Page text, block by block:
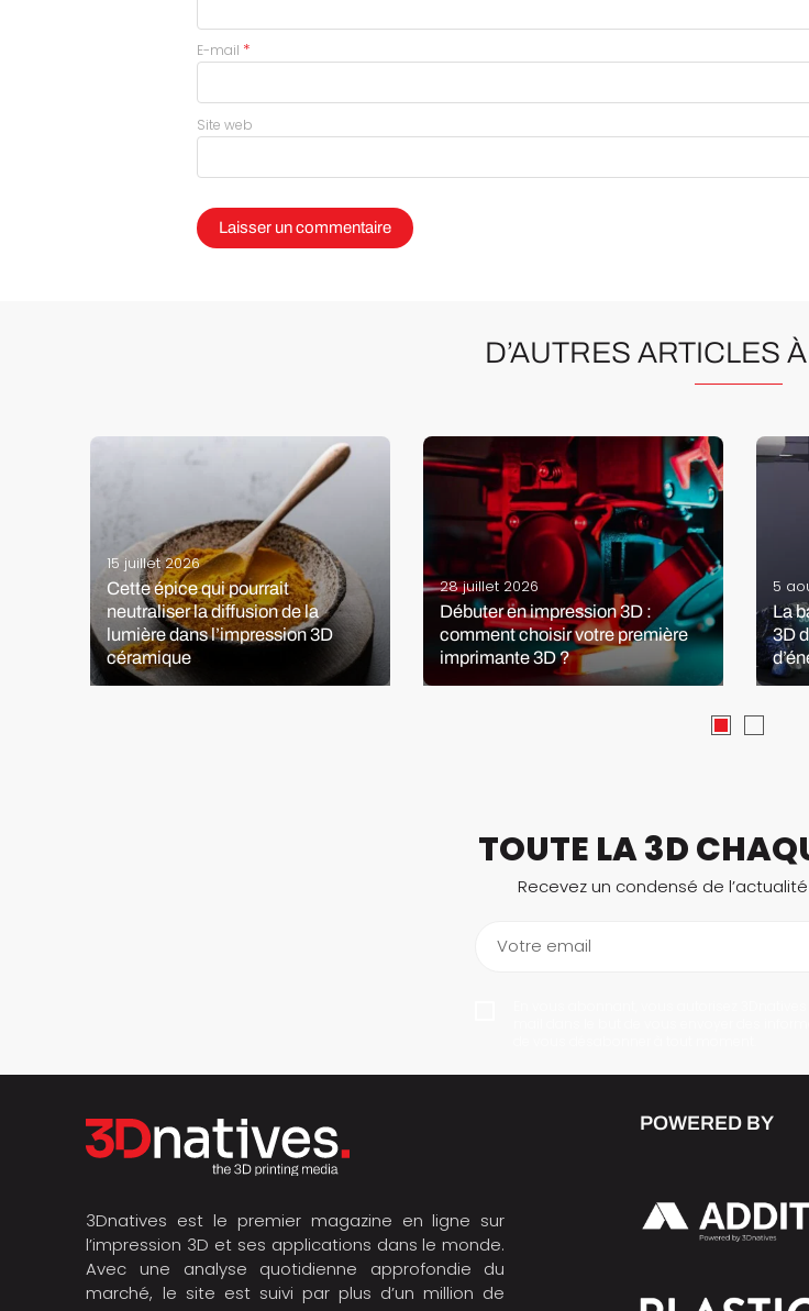
E-mail *
Site web
D’AUTRES ARTICLES
15 juillet 2026
Cette épice qui pourrait
neutraliser la diffusion de la
lumière dans l’impression 3D
céramique
28 juillet 2026
Débuter en impression 3D :
comment choisir votre première
imprimante 3D ?
5
La
3D
TOUTE LA 3D
Recevez un condensé de
Votre email
3Dnatives est le premier magazine en ligne sur
l’impression 3D et ses applications dans le monde.
Avec une analyse quotidienne approfondie du
marché, le site est suivi par plus d’un million de
POWERED BY